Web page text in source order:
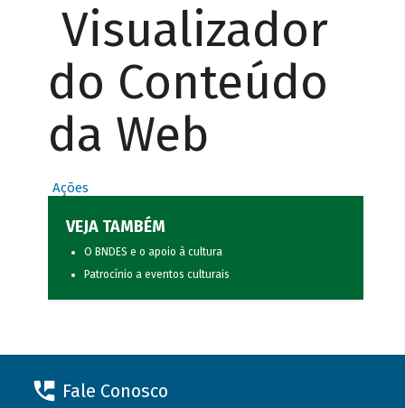
Visualizador
do Conteúdo
da Web
Ações
VEJA TAMBÉM
O BNDES e o apoio à cultura
Patrocínio a eventos culturais
Fale Conosco